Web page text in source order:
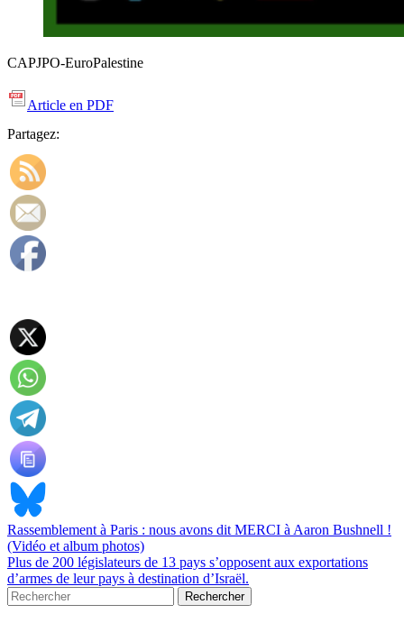
CAPJPO-EuroPalestine
Article en PDF
Partagez:
Rassemblement à Paris : nous avons dit MERCI à Aaron Bushnell !
(Vidéo et album photos)
Plus de 200 législateurs de 13 pays s’opposent aux exportations
d’armes de leur pays à destination d’Israël.